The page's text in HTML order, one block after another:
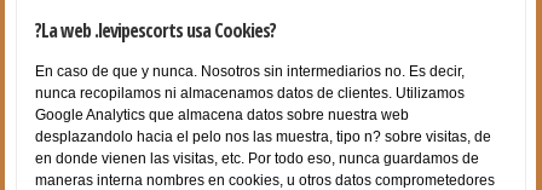
?La web .levipescorts usa Cookies?
En caso de que y nunca. Nosotros sin intermediarios no. Es decir,
nunca recopilamos ni almacenamos datos de clientes. Utilizamos
Google Analytics que almacena datos sobre nuestra web
desplazandolo hacia el pelo nos las muestra, tipo n? sobre visitas, de
en donde vienen las visitas, etc. Por todo eso, nunca guardamos de
maneras interna nombres en cookies, u otros datos comprometedores